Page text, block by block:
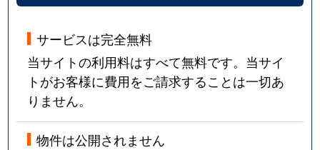
サービスは完全無料
当サイトの利用料はすべて無料です。当サイ
トがお客様に費用をご請求することは一切あ
りません。
物件は公開されません